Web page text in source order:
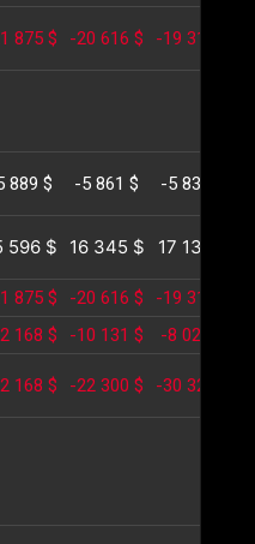
875 $ -20 616 $ -19 317 $
889 $ -5 861 $ -5 833 $
596 $ 16 345 $ 17 131 $
875 $ -20 616 $ -19 317 $
168 $ -10 131 $ -8 020 $
168 $ -22 300 $ -30 320 $